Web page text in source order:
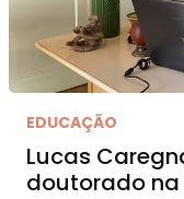
EDUCAÇÃO
Lucas
doutorado na